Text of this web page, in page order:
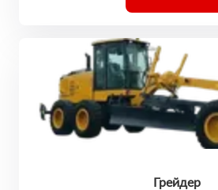
Грейдер